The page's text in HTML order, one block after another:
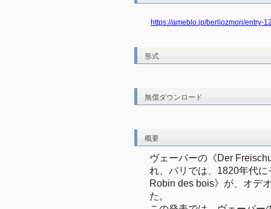
https://ameblo.jp/berliozmori/entry-
形式
無償ダウンロード
概要
ヴェーバーの《Der
れ、パリでは、1820年代
Robin des bois》が、オデ
た。